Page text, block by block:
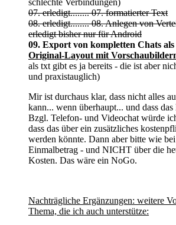
07. erledigt........ 07. formatierter Text
08. erledigt........ 08. Anlegen von
erledigt bisher nur für Android
09. Export von kompletten Chats
Original-Layout mit
als txt gibt es ja bereits - die ist aber
und praxistauglich)
Mir ist durchaus klar, dass nicht alles
kann... wenn überhaupt... und dass
Bzgl. Telefon- und Videochat würde
dass das über ein zusätzliches
werden könnte. Dann aber bitte wie
Einmalbetrag - und NICHT über die
Kosten. Das wäre ein NoGo.
Nachträgliche Ergänzungen: weitere
Thema, die ich auch unterstütze: